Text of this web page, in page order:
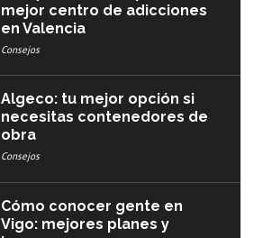
mejor centro de adicciones
en Valencia
Consejos
Algeco: tu mejor opción si
necesitas contenedores de
obra
Consejos
Cómo conocer gente en
Vigo: mejores planes y